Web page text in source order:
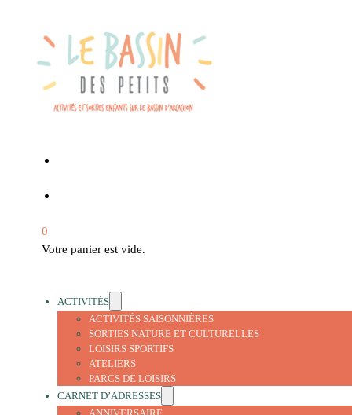
0
Votre panier est vide.
ACTIVITÉS
ACTIVITÉS SAISONNIÈRES
SORTIES NATURE ET CULTURELLES
LOISIRS SPORTIFS
ATELIERS
PARCS DE LOISIRS
CARNET D’ADRESSES